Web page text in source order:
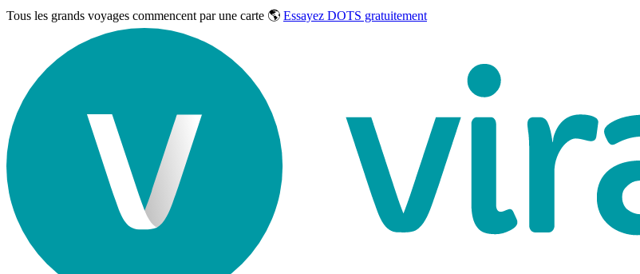
Tous les grands voyages commencent par une carte 🌎 Essayez DOTS gratuitement